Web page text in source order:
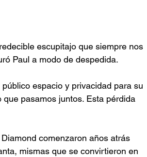
escupitajo que siempre nos
Paul a modo de despedida.
espacio y privacidad para su
pasamos juntos. Esta pérdida
comenzaron años atrás
mismas que se convirtieron en